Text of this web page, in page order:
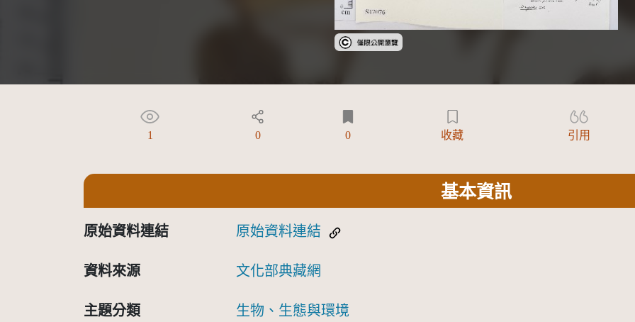
受著作權法保護-僅限於本平台有限度公開瀏覽
1 0 0 收藏 引用
基本資訊
原始資料連結 原始資料連結
資料來源 文化部典藏網
主題分類 生物、生態與環境